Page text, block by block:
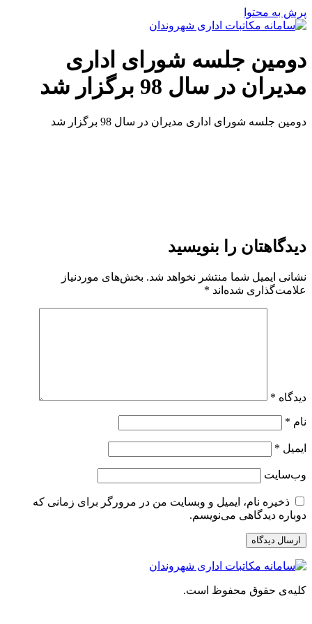
پرش به محتوا
دومین جلسه شورای اداری
مدیران در سال 98 برگزار شد
دومین جلسه شورای اداری مدیران در سال 98 برگزار شد
دیدگاهتان را بنویسید
نشانی ایمیل شما منتشر نخواهد شد. بخش‌های موردنیاز
علامت‌گذاری شده‌اند *
دیدگاه *
نام *
ایمیل *
وب‌سایت
ذخیره نام، ایمیل و وبسایت من در مرورگر برای زمانی که
دوباره دیدگاهی می‌نویسم.
کلیه‌ی حقوق محفوظ است.